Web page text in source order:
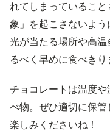
れてしまっているこ
象」を起こさないよ
光が当たる場所や高
るべく早めに食べきり
チョコレートは温度
べ物。ぜひ適切に保
楽しみくださいね！